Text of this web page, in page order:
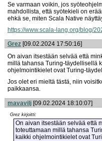
Se varmaan voikin, jos
mahdollista, että syötekieli on
ehkä se, miten Scala Native
https://www.scala-lang.org/blog/
Grez [09.02.2024 17:50:16]
On aivan itsestään selvää että
millä tahansa Turing-täydellisellä
ohjelmointikielet ovat Turing-
Jos olet eri mieltä tästä, niin
paikkaansa.
mavavilj [09.02.2024 18:10:07]
Grez kirjoitti:
On aivan itsestään selvää että
toteuttamaan millä tahansa
kaikki ohjelmointikielet ovat